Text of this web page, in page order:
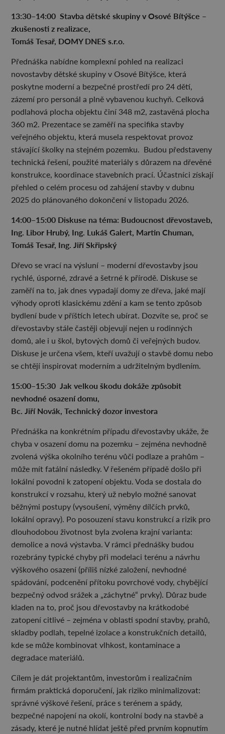
13:30–14:00 Stavba dětské skupiny v Osové Bítýšce –
zkušenosti z realizace,
Tomáš Tesař, DOMY DNES s.r.o.
Přednáška nabídne komplexní pohled na realizaci
novostavby dětské skupiny v Osové Bítýšce, která
poskytne moderní a bezpečné prostředí pro 24 dětí,
zázemí pro personál a plně vybavenou kuchyň. Celková
podlahová plocha objektu činí 348 m2, zastavěná plocha
360 m2. Prezentace se zaměří na specifika stavby
veřejného objektu, která musela respektovat provoz
stávající školky na stejném pozemku. Budou představeny
technická řešení, použité materiály s důrazem na dřevěné
konstrukce, koordinace stavebních prací. Účastníci získají
přehled o celém procesu od zahájení stavby v dubnu
2025 do plánovaného dokončení v listopadu 2026.
14:00–15:00 Diskuse na téma: Budoucnost dřevostaveb,
Ing. Libor Hrubý, Ing. Lukáš Galert, Martin Chuman,
Tomáš Tesař, Ing. Jiří Skřipský
Dřevo se vrací na výsluní – moderní dřevostavby jsou
rychlé, úsporné, zdravé a šetrné k přírodě. Diskuse se
zaměří na to, jak dnes vypadají domy ze dřeva, jaké mají
výhody oproti klasickému zdění a kam se tento způsob
bydlení bude v příštích letech ubírat. Dozvíte se, proč se
dřevostavby stále častěji objevují nejen u rodinných
domů, ale i u škol, bytových domů či veřejných budov.
Diskuse je určena všem, kteří uvažují o stavbě domu nebo
se chtějí inspirovat moderním a udržitelným bydlením.
15:00–15:30 Jak velkou škodu dokáže způsobit
nevhodné osazení domu,
Bc. Jiří Novák, Technický dozor investora
Přednáška na konkrétním případu dřevostavby ukáže, že
chyba v osazení domu na pozemku – zejména nevhodně
zvolená výška okolního terénu vůči podlaze a prahům –
může mít fatální následky. V řešeném případě došlo při
lokální povodni k zatopení objektu. Voda se dostala do
konstrukcí v rozsahu, který už nebylo možné sanovat
běžnými postupy (vysoušení, výměny dílčích prvků,
lokální opravy). Po posouzení stavu konstrukcí a rizik pro
dlouhodobou životnost byla zvolena krajní varianta:
demolice a nová výstavba. V rámci přednášky budou
rozebrány typické chyby při modelaci terénu a návrhu
výškového osazení (příliš nízké založení, nevhodné
spádování, podcenění přítoku povrchové vody, chybějící
bezpečný odvod srážek a „záchytné“ prvky). Důraz bude
kladen na to, proč jsou dřevostavby na krátkodobé
zatopení citlivé – zejména v oblasti spodní stavby, prahů,
skladby podlah, tepelné izolace a konstrukčních detailů,
kde se může kombinovat vlhkost, kontaminace a
degradace materiálů.
Cílem je dát projektantům, investorům i realizačním
firmám praktická doporučení, jak riziko minimalizovat:
správné výškové řešení, práce s terénem a spády,
bezpečné napojení na okolí, kontrolní body na stavbě a
zásady, které je nutné hlídat ještě před prvním kopnutím